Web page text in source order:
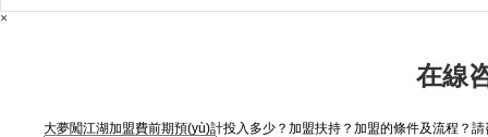
×
在線
大夢闖江湖加盟費前期預(yù)計投入多少？加盟扶持？加盟的條件及流程？請